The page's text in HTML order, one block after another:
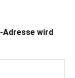
Adresse wird